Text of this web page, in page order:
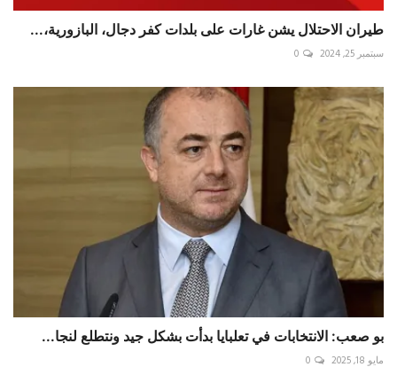
طيران الاحتلال يشن غارات على بلدات كفر دجال، البازورية،...
سبتمبر 25, 2024 0
بو صعب: الانتخابات في تعلبايا بدأت بشكل جيد ونتطلع لنجا...
مايو 18, 2025 0